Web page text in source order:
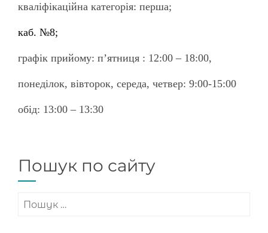
кваліфікаційна категорія: перша;
каб. №8;
графік прийому: п’ятниця : 12:00 – 18:00,
понеділок, вівторок, середа, четвер: 9:00-15:00
обід: 13:00 – 13:30
Пошук по сайту
Пошук: